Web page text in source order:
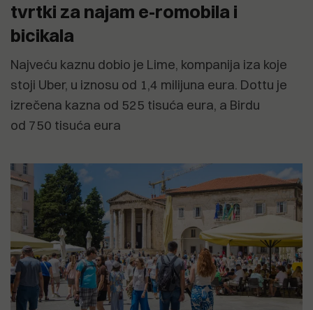
tvrtki za najam e-romobila i
bicikala
Najveću kaznu dobio je Lime, kompanija iza koje
stoji Uber, u iznosu od 1,4 milijuna eura. Dottu je
izrečena kazna od 525 tisuća eura, a Birdu
od 750 tisuća eura